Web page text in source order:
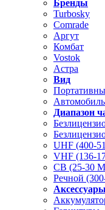
Бренды
Turbosky
Comrade
Аргут
Комбат
Vostok
Астра
Вид
Диапазон
UHF (400-
VHF (136-
CB (25-30
Речной
Аксессуары